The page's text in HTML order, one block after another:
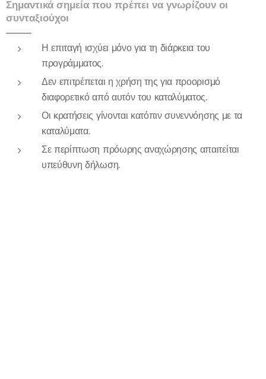
Σημαντικά σημεία που πρέπει να γνωρίζουν οι
συνταξιούχοι
Η επιταγή ισχύει μόνο για τη διάρκεια του
προγράμματος.
Δεν επιτρέπεται η χρήση της για προορισμό
διαφορετικό από αυτόν του καταλύματος.
Οι κρατήσεις γίνονται κατόπιν συνεννόησης με τα
καταλύματα.
Σε περίπτωση πρόωρης αναχώρησης απαιτείται
υπεύθυνη δήλωση.